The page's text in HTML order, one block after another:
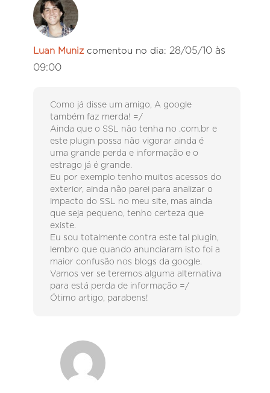
Luan Muniz comentou no dia: 28/05/10 às
09:00
Como já disse um amigo, A google
também faz merda! =/
Ainda que o SSL não tenha no .com.br e
este plugin possa não vigorar ainda é
uma grande perda e informação e o
estrago já é grande.
Eu por exemplo tenho muitos acessos do
exterior, ainda não parei para analizar o
impacto do SSL no meu site, mas ainda
que seja pequeno, tenho certeza que
existe.
Eu sou totalmente contra este tal plugin,
lembro que quando anunciaram isto foi a
maior confusão nos blogs da google.
Vamos ver se teremos alguma alternativa
para está perda de informação =/
Ótimo artigo, parabens!